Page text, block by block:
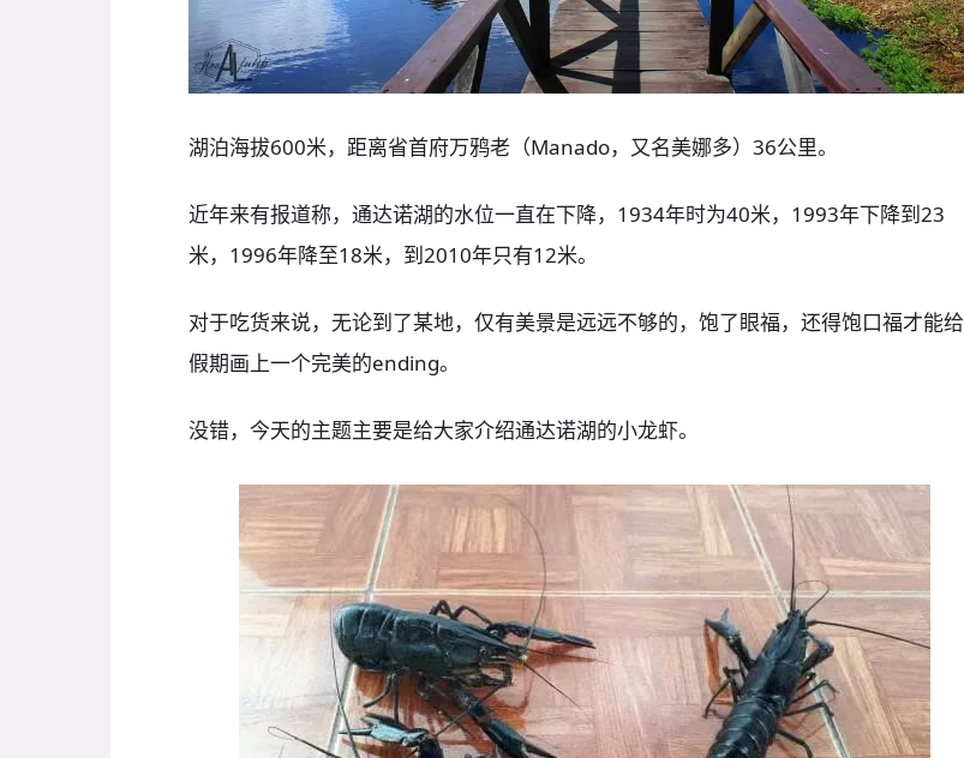
湖泊海拔600米，距离省首府万鸦老（Manado，又名美娜多）36公里。
近年来有报道称，通达诺湖的水位一直在下降，1934年时为40米，1993年下降到23
米，1996年降至18米，到2010年只有12米。
对于吃货来说，无论到了某地，仅有美景是远远不够的，饱了眼福，还得饱口福才能给
假期画上一个完美的ending。
没错，今天的主题主要是给大家介绍通达诺湖的小龙虾。